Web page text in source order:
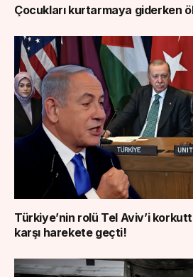
Çocukları kurtarmaya giderken
Türkiye’nin rolü Tel Aviv’i
karşı harekete geçti!